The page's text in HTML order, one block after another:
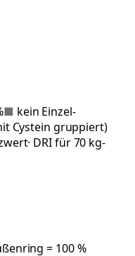
■ kein Einzel-
Cystein gruppiert)
· DRI für 70 kg-
= 100 %